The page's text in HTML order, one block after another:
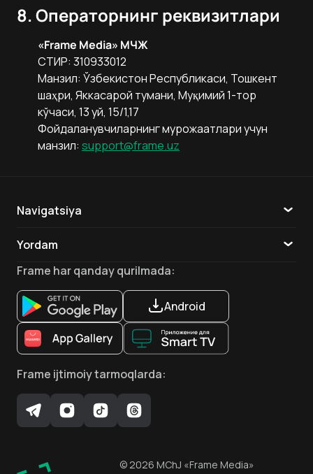
8. Операторнинг реквизитлари
«Frame Media» МЧЖ
СТИР: 310933012
Манзил: Ўзбекистон Республикаси, Тошкент
шаҳри, Яккасарой тумани, Муқимий 1-тор
кўчаси, 13 уй, 15/1,17
Фойдаланувчиларнинг мурожаатлари учун
манзил: support@frame.uz
Navigatsiya
Yordam
Aloqa
Ilovalar
Frame har qanday qurilmada:
Android
Frame ijtimoiy tarmoqlarda:
© 2026 MChJ «Frame Media»